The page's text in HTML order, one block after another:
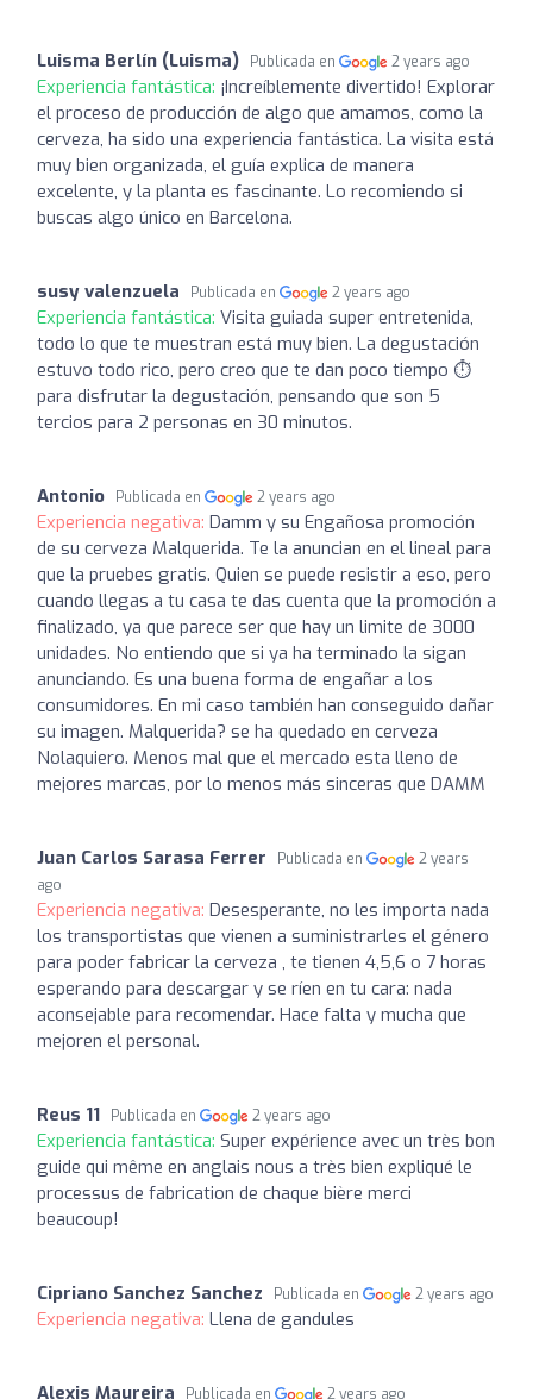
Luisma Berlín (Luisma) Publicada en 2 years ago
Experiencia fantástica: ¡Increíblemente divertido! Explorar
el proceso de producción de algo que amamos, como la
cerveza, ha sido una experiencia fantástica. La visita está
muy bien organizada, el guía explica de manera
excelente, y la planta es fascinante. Lo recomiendo si
buscas algo único en Barcelona.
susy valenzuela Publicada en 2 years ago
Experiencia fantástica: Visita guiada super entretenida,
todo lo que te muestran está muy bien. La degustación
estuvo todo rico, pero creo que te dan poco tiempo ⏱️
para disfrutar la degustación, pensando que son 5
tercios para 2 personas en 30 minutos.
Antonio Publicada en 2 years ago
Experiencia negativa: Damm y su Engañosa promoción
de su cerveza Malquerida. Te la anuncian en el lineal para
que la pruebes gratis. Quien se puede resistir a eso, pero
cuando llegas a tu casa te das cuenta que la promoción a
finalizado, ya que parece ser que hay un limite de 3000
unidades. No entiendo que si ya ha terminado la sigan
anunciando. Es una buena forma de engañar a los
consumidores. En mi caso también han conseguido dañar
su imagen. Malquerida? se ha quedado en cerveza
Nolaquiero. Menos mal que el mercado esta lleno de
mejores marcas, por lo menos más sinceras que DAMM
Juan Carlos Sarasa Ferrer Publicada en
2 years
ago
Experiencia negativa: Desesperante, no les importa nada
los transportistas que vienen a suministrarles el género
para poder fabricar la cerveza , te tienen 4,5,6 o 7 horas
esperando para descargar y se ríen en tu cara: nada
aconsejable para recomendar. Hace falta y mucha que
mejoren el personal.
Reus 11 Publicada en 2 years ago
Experiencia fantástica: Super expérience avec un très bon
guide qui même en anglais nous a très bien expliqué le
processus de fabrication de chaque bière merci
beaucoup!
Cipriano Sanchez Sanchez Publicada en 2 years ago
Experiencia negativa: Llena de gandules
Alexis Maureira Publicada en 2 years ago